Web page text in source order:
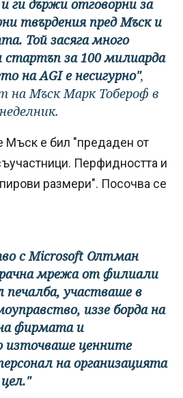
ги държи отговорни за
твърдения пред Мъск и
Той засяга много
стартъп за 100 милиарда
на AGI е несигурно",
на Мъск Марк Тобероф в
Мъск е бил "предаден от
Перфидността и
размери". Посочва се
с Microsoft Олтман
мрежа от филиали
печалба, участваше в
иззе борда на
фирмата и
източваше ценните
на организацията